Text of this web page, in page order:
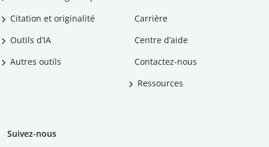
Citation et originalité
Outils d’IA
Autres outils
Carrière
Centre d’aide
Contactez-nous
Ressources
Suivez-nous